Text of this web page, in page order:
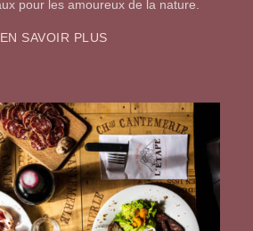
pour les amoureux de la nature.
EN SAVOIR PLUS